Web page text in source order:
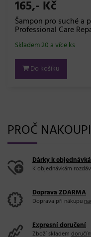
165,- Kč
Šampon pro suché a
Professional Care
Skladem 20 a více ks
Do košíku
PROČ
Dárky k
K objednávkám
Doprava ZDARMA
Doprava při nákupu
Expresní doručení
Zboží skladem